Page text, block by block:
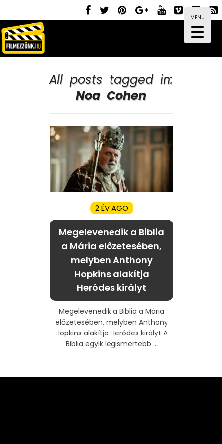
MENÜ
All posts tagged in:
Noa Cohen
2 ÉV AGO
Megelevenedik a Biblia
a Mária előzetesében,
melyben Anthony
Hopkins alakítja
Heródes királyt
Megelevenedik a Biblia a Mária
előzetesében, melyben Anthony
Hopkins alakítja Heródes királyt A
Biblia egyik legismertebb ...